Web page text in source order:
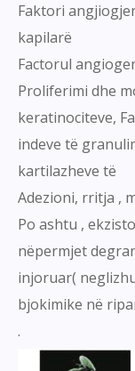
Faktori
kapilarë
Factorul
Proliferimi dhe
keratinociteve,
indeve të
kartilazheve të
Adezioni, rritja ,
Po ashtu ,
nëpermjet
injoruar(
bjokimike në
.